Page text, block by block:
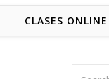
CLASES ONLINE